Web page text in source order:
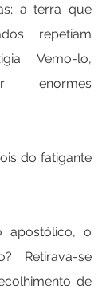
a terra que
repetiam
Vemo-lo,
enormes
do fatigante
apostólico, o
Retirava-se
de